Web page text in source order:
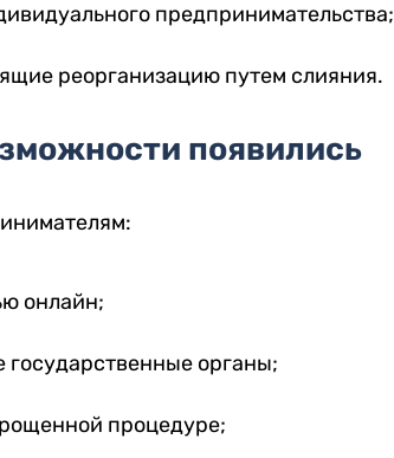
предпринимательства;
реорганизацию путем слияния.
появились
онлайн;
государственные органы;
процедуре;